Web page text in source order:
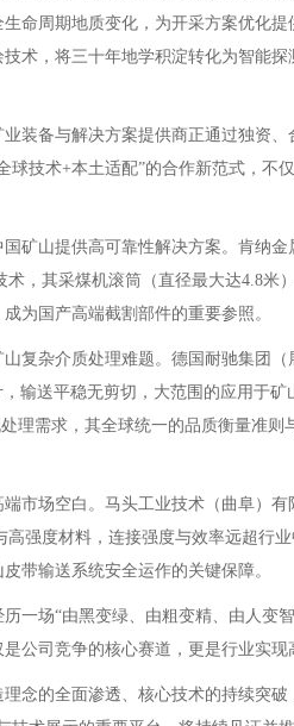
命周期地质变化，为开采方案优化
术，将三十年地学积淀转化为智能
备与解决方案提供商正通过独资、
技术+本土适配”的合作新范式，不
山提供高可靠性解决方案。肯纳金
，其采煤机滚筒（直径最大达4.8米
为国产高端截割部件的重要参照。
杂介质处理难题。德国耐驰集团（
输送平稳无剪切，大范围的应用于矿
理需求，其全球统一的品质衡量准则
场空白。马头工业技术（曲阜）有
强度材料，连接强度与效率远超行
带输送系统安全运作的关键保障。
场“由黑变绿、由粗变精、由人变
公司竞争的核心赛道，更是行业实现
的全面渗透、核心技术的持续突破